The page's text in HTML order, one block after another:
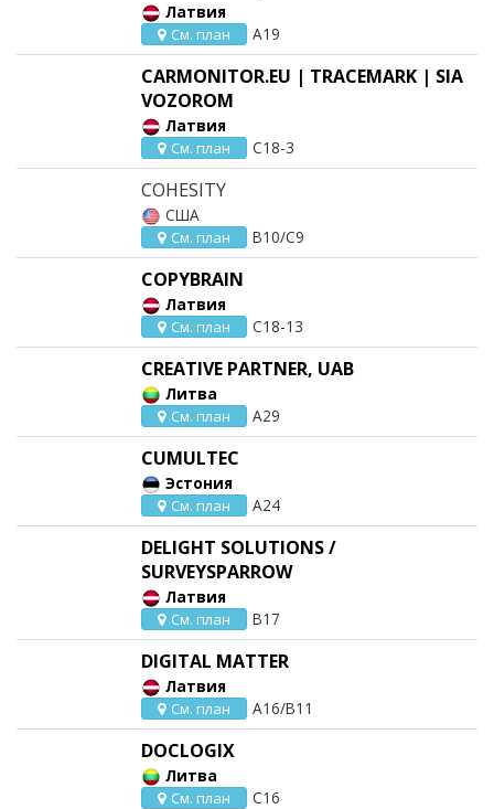
Латвия
См. план A19
CARMONITOR.EU | TRACEMARK | SIA
VOZOROM
Латвия
См. план C18-3
COHESITY
США
См. план B10/C9
COPYBRAIN
Латвия
См. план C18-13
CREATIVE PARTNER, UAB
Литва
См. план A29
CUMULTEC
Эстония
См. план A24
DELIGHT SOLUTIONS /
SURVEYSPARROW
Латвия
См. план B17
DIGITAL MATTER
Латвия
См. план A16/B11
DOCLOGIX
Литва
См. план C16